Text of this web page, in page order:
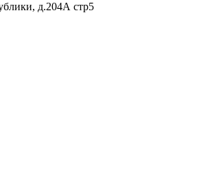
д.204А стр5